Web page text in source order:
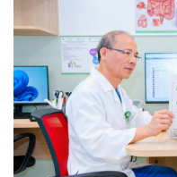
Du lịch
Tư vấn